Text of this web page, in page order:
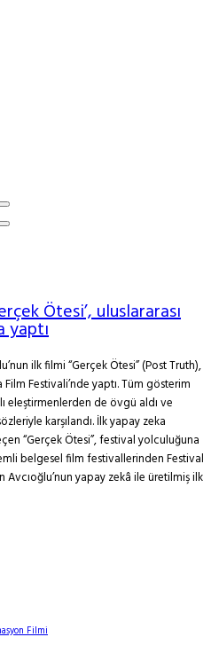
Ötesi’, uluslararası
yaptı
ilk filmi “Gerçek Ötesi” (Post Truth),
Festivali’nde yaptı. Tüm gösterim
eleştirmenlerden de övgü aldı ve
karşılandı. İlk yapay zeka
“Gerçek Ötesi”, festival yolculuğuna
belgesel film festivallerinden Festival
yapay zekâ ile üretilmiş ilk
Filmi